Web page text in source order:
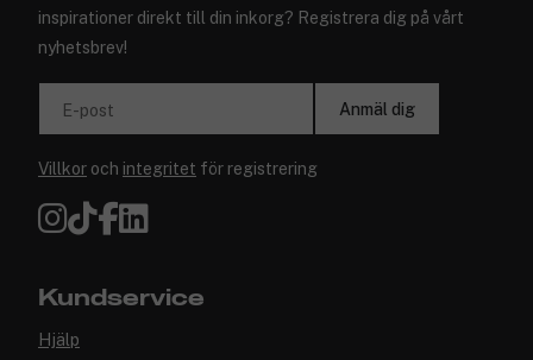
inspirationer direkt till din inkorg? Registrera dig på vårt
nyhetsbrev!
E-post Anmäl dig
Villkor och integritet för registrering
Kundservice
Hjälp